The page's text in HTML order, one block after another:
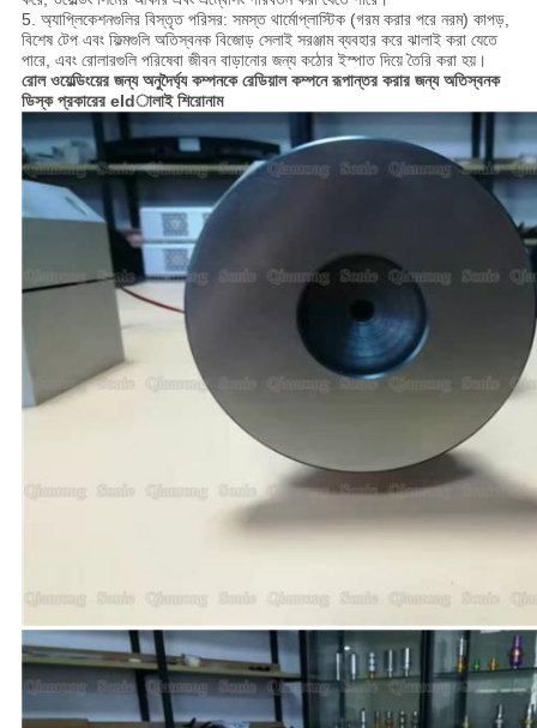
5. অ্যাপ্লিকেশনগুলির বিস্তৃত পরিসর: সমস্ত থার্মোপ্লাস্টিক (গরম করার পরে নরম) কাপড়,
বিশেষ টেপ এবং ফিল্মগুলি অতিস্বনক বিজোড় সেলাই সরঞ্জাম ব্যবহার করে ঝালাই করা যেতে
পারে, এবং রোলারগুলি পরিষেবা জীবন বাড়ানোর জন্য কঠোর ইস্পাত দিয়ে তৈরি করা হয়।
রোল ওয়েল্ডিংয়ের জন্য অনুদৈর্ঘ্য কম্পনকে রেডিয়াল কম্পনে রূপান্তর করার জন্য অতিস্বনক
ডিস্ক প্রকারের eldালাই শিরোনাম